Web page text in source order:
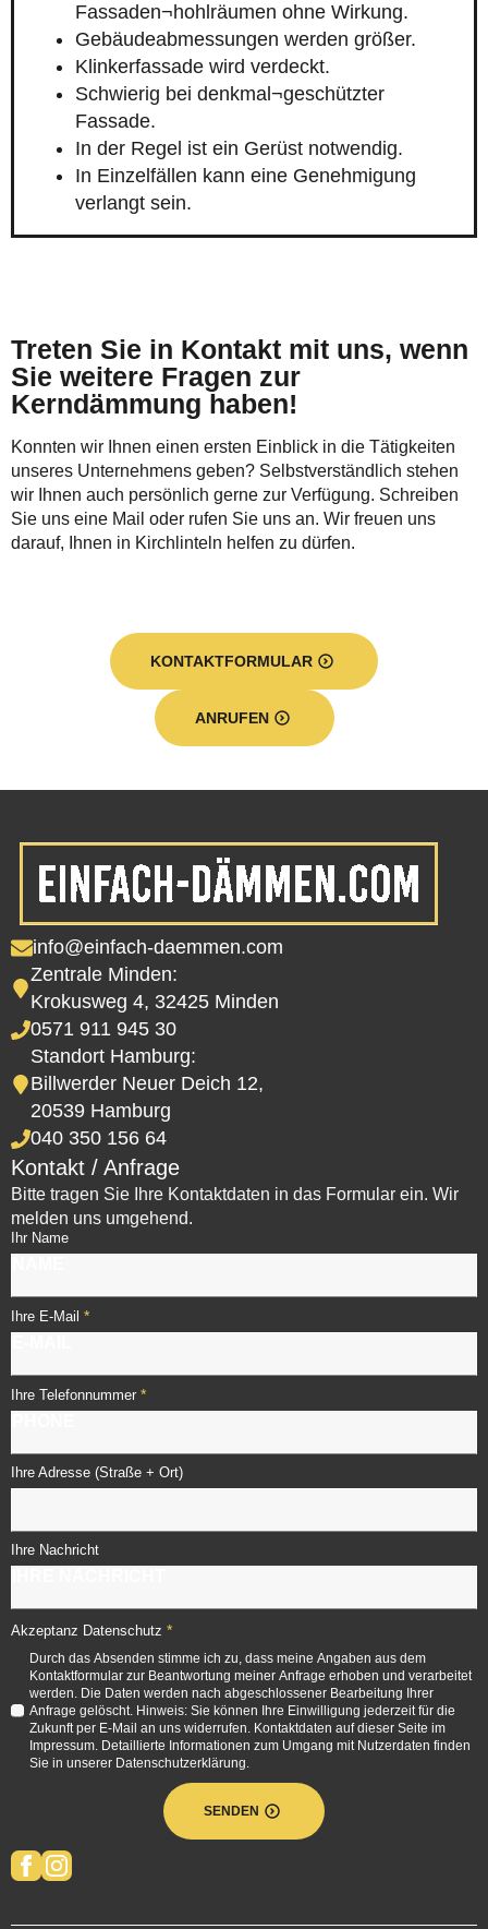
Fassaden¬hohlräumen ohne Wirkung.
Gebäudeabmessungen werden größer.
Klinkerfassade wird verdeckt.
Schwierig bei denkmal¬geschützter
Fassade.
In der Regel ist ein Gerüst notwendig.
In Einzelfällen kann eine Genehmigung
verlangt sein.
Treten Sie in Kontakt mit uns, wenn
Sie weitere Fragen zur
Kerndämmung haben!
Konnten wir Ihnen einen ersten Einblick in die Tätigkeiten
unseres Unternehmens geben? Selbstverständlich stehen
wir Ihnen auch persönlich gerne zur Verfügung. Schreiben
Sie uns eine Mail oder rufen Sie uns an. Wir freuen uns
darauf, Ihnen in Kirchlinteln helfen zu dürfen.
KONTAKTFORMULAR
ANRUFEN
info@einfach-daemmen.com
Zentrale Minden:
Krokusweg 4, 32425 Minden
0571 911 945 30
Standort Hamburg:
Billwerder Neuer Deich 12,
20539 Hamburg
040 350 156 64
Kontakt / Anfrage
Bitte tragen Sie Ihre Kontaktdaten in das Formular ein. Wir
melden uns umgehend.
Ihr Name
Ihre E-Mail *
Ihre Telefonnummer *
Ihre Adresse (Straße + Ort)
Ihre Nachricht
Akzeptanz Datenschutz *
Durch das Absenden stimme ich zu, dass meine Angaben aus dem
Kontaktformular zur Beantwortung meiner Anfrage erhoben und verarbeitet
werden. Die Daten werden nach abgeschlossener Bearbeitung Ihrer
Anfrage gelöscht. Hinweis: Sie können Ihre Einwilligung jederzeit für die
Zukunft per E-Mail an uns widerrufen. Kontaktdaten auf dieser Seite im
Impressum. Detaillierte Informationen zum Umgang mit Nutzerdaten finden
Sie in unserer Datenschutzerklärung.
SENDEN